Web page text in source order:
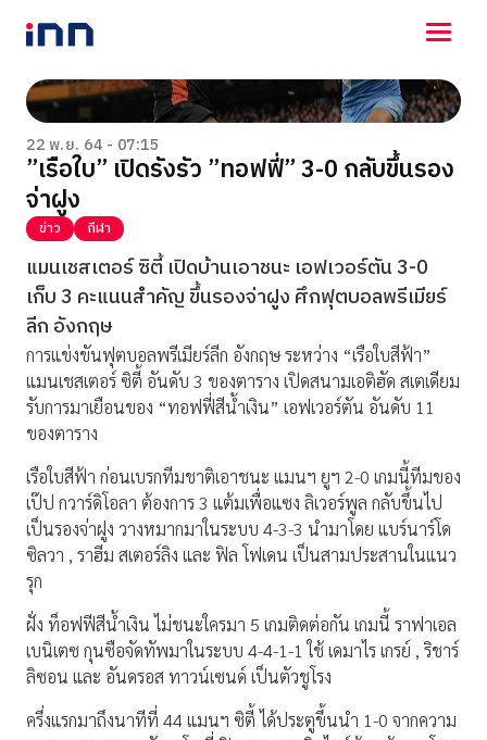
NEWS
ENTERTAINMENT
LIFESTYLE
HOROSCOPE
LOTTERY
VIDEO
ร่วมด้วยช่วยกัน
22 พ.ย. 64 - 07:15
”เรือใบ” เปิดรังรัว ”ทอฟฟี่” 3-0 กลับขึ้นรอง
จ่าฝูง
ข่าว กีฬา
แมนเชสเตอร์ ซิตี้ เปิดบ้านเอาชนะ เอฟเวอร์ตัน 3-0
เก็บ 3 คะแนนสำคัญ ขึ้นรองจ่าฝูง ศึกฟุตบอลพรีเมียร์
ลีก อังกฤษ
การแข่งขันฟุตบอลพรีเมียร์ลีก อังกฤษ ระหว่าง “เรือใบสีฟ้า”
แมนเชสเตอร์ ซิตี้ อันดับ 3 ของตาราง เปิดสนามเอติฮัด สเตเดียม
รับการมาเยือนของ “ทอฟฟี่สีน้ำเงิน” เอฟเวอร์ตัน อันดับ 11
ของตาราง
เรือใบสีฟ้า ก่อนเบรกทีมชาติเอาชนะ แมนฯ ยูฯ 2-0 เกมนี้ทีมของ
เป๊ป กวาร์ดิโอลา ต้องการ 3 แต้มเพื่อแซง ลิเวอร์พูล กลับขึ้นไป
เป็นรองจ่าฝูง วางหมากมาในระบบ 4-3-3 นำมาโดย แบร์นาร์โด
ซิลวา , ราฮีม สเตอร์ลิง และ ฟิล โฟเดน เป็นสามประสานในแนว
รุก
ฝั่ง ท็อฟฟีสีน้ำเงิน ไม่ชนะใครมา 5 เกมติดต่อกัน เกมนี้ ราฟาเอล
เบนิเตซ กุนซือจัดทัพมาในระบบ 4-4-1-1 ใช้ เดมาไร เกรย์ , ริชาร์
ลิซอน และ อันดรอส ทาวน์เซนด์ เป็นตัวชูโรง
ครึ่งแรกมาถึงนาทีที่ 44 แมนฯ ซิตี้ ได้ประตูขึ้นนำ 1-0 จากความ